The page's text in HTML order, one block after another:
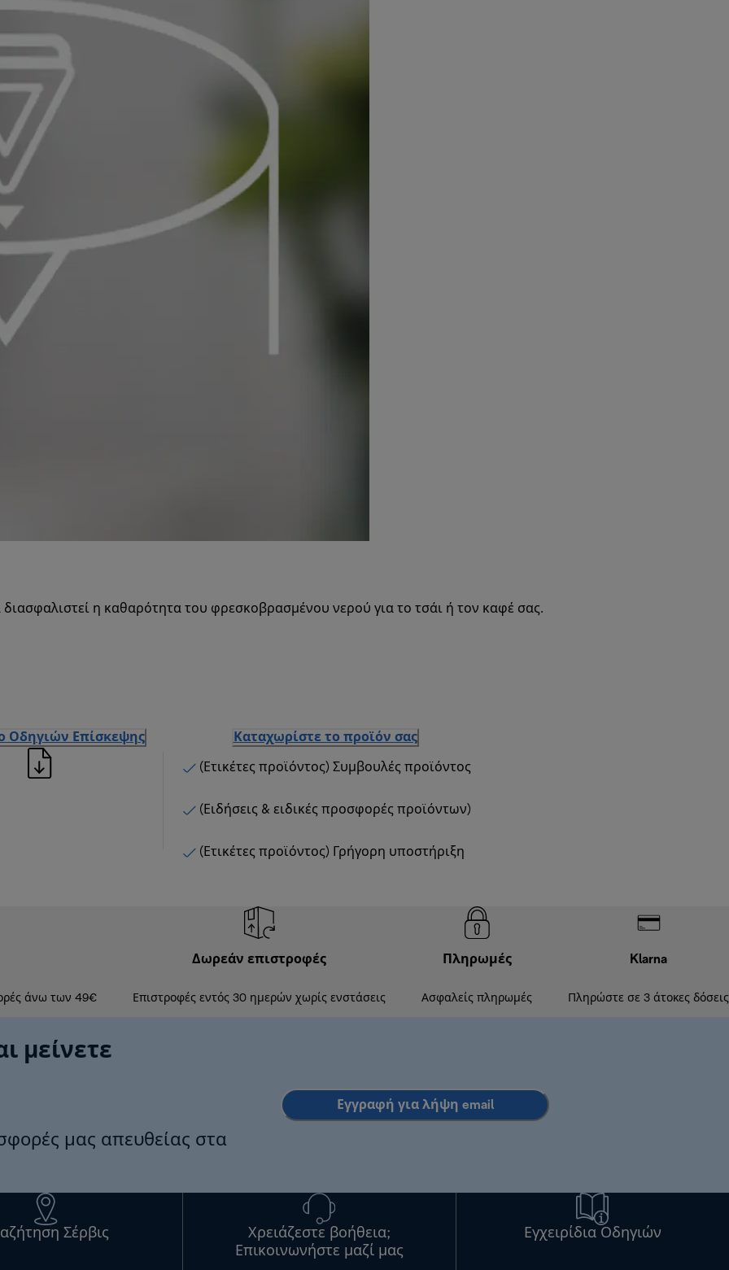
η καθαρότητα του φρεσκοβρασμένου νερού για το τσάι ή τον καφέ σας.
Οδηγιών Επίσκεψης Καταχωρίστε το προϊόν σας
(Ετικέτες προϊόντος) Συμβουλές προϊόντος
(Ειδήσεις & ειδικές προσφορές προϊόντων)
(Ετικέτες προϊόντος) Γρήγορη υποστήριξη
άνω των 49€
Δωρεάν επιστροφές
Επιστροφές εντός 30 ημερών χωρίς ενστάσεις
Πληρωμές
Ασφαλείς πληρωμές
Klarna
Πληρώστε σε 3 άτοκες δόσεις
μείνετε
μας απευθείας στα
Εγγραφή για λήψη email
Σέρβις
Χρειάζεστε βοήθεια;
Επικοινωνήστε μαζί μας
Εγχειρίδια Οδηγιών